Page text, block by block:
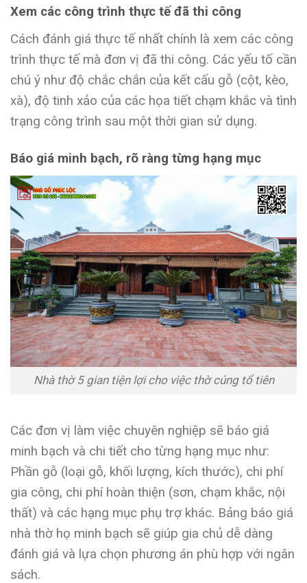
Xem các công trình thực tế đã thi công
Cách đánh giá thực tế nhất chính là xem các công
trình thực tế mà đơn vị đã thi công. Các yếu tố cần
chú ý như độ chắc chắn của kết cấu gỗ (cột, kèo,
xà), độ tinh xảo của các họa tiết chạm khắc và tình
trạng công trình sau một thời gian sử dụng.
Báo giá minh bạch, rõ ràng từng hạng mục
Nhà thờ 5 gian tiện lợi cho việc thờ cúng tổ tiên
Các đơn vị làm việc chuyên nghiệp sẽ báo giá
minh bạch và chi tiết cho từng hạng mục như:
Phần gỗ (loại gỗ, khối lượng, kích thước), chi phí
gia công, chi phí hoàn thiện (sơn, chạm khắc, nội
thất) và các hạng mục phụ trợ khác. Bảng báo giá
nhà thờ họ minh bạch sẽ giúp gia chủ dễ dàng
đánh giá và lựa chọn phương án phù hợp với ngân
sách.